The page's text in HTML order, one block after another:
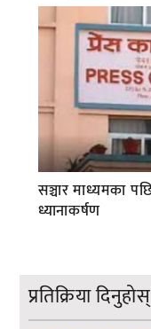
सञ्चार माध्यमका
ध्यानाकर्षण
प्रतिक्रिया दिनुहोस्